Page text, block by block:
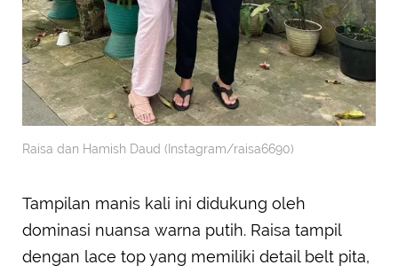
Raisa dan Hamish Daud (Instagram/raisa6690)
Tampilan manis kali ini didukung oleh
dominasi nuansa warna putih. Raisa tampil
dengan lace top yang memiliki detail belt pita,